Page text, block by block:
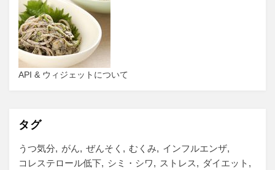
API & ウィジェットについて
タグ
うつ気分 がん ぜんそく むくみ
インフルエンザ
コレステロール低下
シミ・シワ ストレス
ダイエット